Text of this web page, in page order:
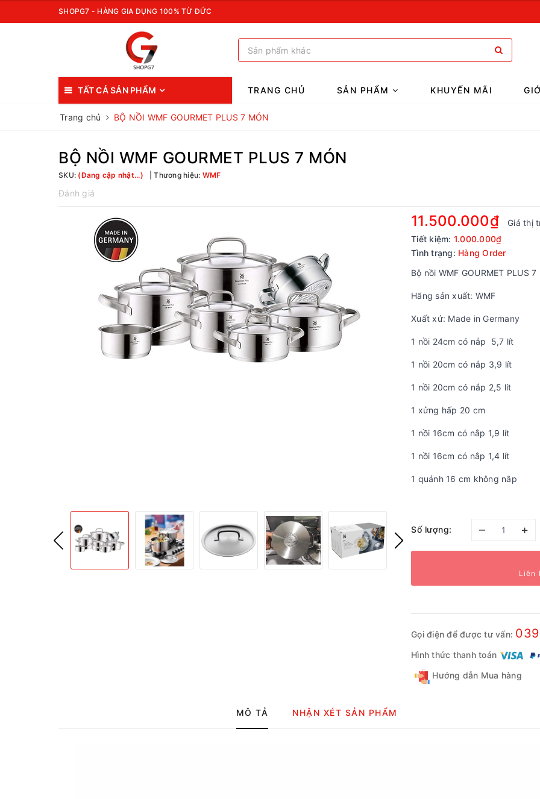
SHOPG7 - HÀNG GIA DỤNG 100% TỪ ĐỨC
TẤT CẢ SẢN PHẨM TRANG CHỦ SẢN PHẨM KHUYẾN MÃI
Trang chủ BỘ NỒI WMF GOURMET PLUS 7 MÓN
BỘ NỒI WMF GOURMET PLUS 7 MÓN
SKU: (Đang cập nhật...) Thương hiệu: WMF
Đánh giá
11.500.000₫
Giá thị
Tiết kiệm: 1.000.000₫
Tình trạng: Hàng Order
Bộ nồi WMF GOURMET PLUS 7
Hãng sản xuất: WMF
Xuất xứ: Made in Germany
1 nồi 24cm có nắp 5,7 lít
1 nồi 20cm có nắp 3,9 lít
1 nồi 20cm có nắp 2,5 lít
1 xửng hấp 20 cm
1 nồi 16cm có nắp 1,9 lít
1 nồi 16cm có nắp 1,4 lít
1 quánh 16 cm không nắp
Số lượng: – +
Liên
Gọi điện để được tư vấn:
Hình thức thanh toán
Hướng dẫn Mua hàng
MÔ TẢ NHẬN XÉT SẢN PHẨM